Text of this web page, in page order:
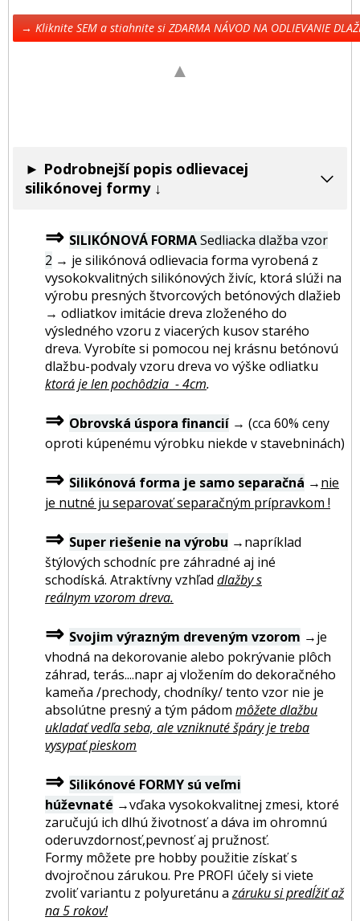
→ Kliknite SEM a stiahnite si ZDARMA NÁVOD NA ODLIEVANIE
▲
► Podrobnejší popis odlievacej
silikónovej formy ↓
⇒ SILIKÓNOVÁ FORMASedliacka dlažba vzor
2 → je silikónová odlievacia forma vyrobená z
vysokokvalitných silikónových živíc, ktorá slúži na
výrobu presných štvorcových betónových dlažieb
→ odliatkov imitácie dreva zloženého do
výsledného vzoru z viacerých kusov starého
dreva. Vyrobíte si pomocou nej krásnu betónovú
dlažbu-podvaly vzoru dreva vo výške odliatku
ktorá je len pochôdzia - 4cm.
⇒ Obrovská úspora financií → (cca 60% ceny
oproti kúpenému výrobku niekde v stavebninách)
⇒ Silikónová forma je samo separačná →nie
je nutné ju separovať separačným prípravkom !
⇒ Super riešenie na výrobu →napríklad
štýlových schodníc pre záhradné aj iné
schodíská. Atraktívny vzhľad dlažby s
reálnym vzorom dreva.
⇒ Svojim výrazným dreveným vzorom →je
vhodná na dekorovanie alebo pokrývanie plôch
záhrad, terás....napr aj vložením do dekoračného
kameňa /prechody, chodníky/ tento vzor nie je
absolútne presný a tým pádom môžete dlažbu
ukladať vedľa seba, ale vzniknuté špáry je treba
vysypať pieskom
⇒ Silikónové FORMY sú veľmi
húževnaté →vďaka vysokokvalitnej zmesi, ktoré
zaručujú ich dlhú životnosť a dáva im ohromnú
oderuvzdornosť,pevnosť aj pružnosť.
Formy môžete pre hobby použitie získať s
dvojročnou zárukou. Pre PROFI účely si viete
zvoliť variantu z polyuretánu azáruku si predĺžiť až
na 5 rokov!